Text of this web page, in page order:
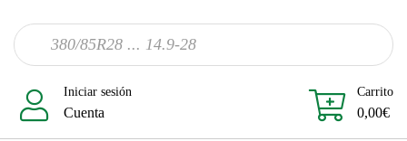
Iniciar sesión
Cuenta
Carrito
0,00€